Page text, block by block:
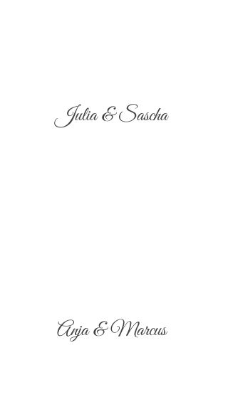
Julia & Sascha
Anja & Marcus